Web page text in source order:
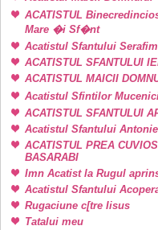
ACATISTUL
Mare �i Sf�nt
Acatistul Sfantului
ACATISTUL SFANTULUI
ACATISTUL MAICII
Acatistul Sfintilor
ACATISTUL SFANTULUI
Acatistul Sfantului
ACATISTUL PREA
BASARABI
Imn Acatist la Rugul
Acatistul Sfantului
Rugaciune c[tre Iisus
Tatalui meu